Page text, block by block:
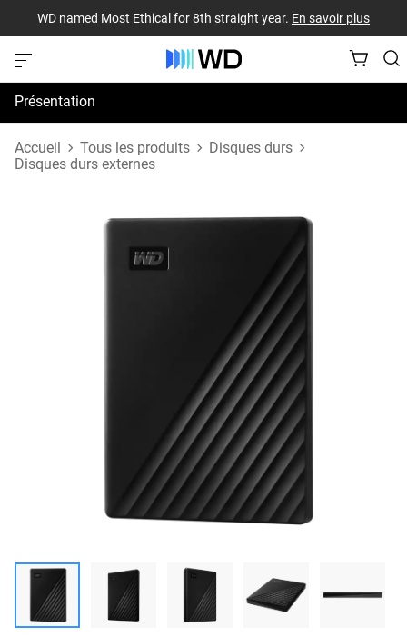
WD named Most Ethical for 8th straight year. En savoir plus
Présentation
Spécifications
Accueil Tous les produits
Disques durs
Disques durs externes